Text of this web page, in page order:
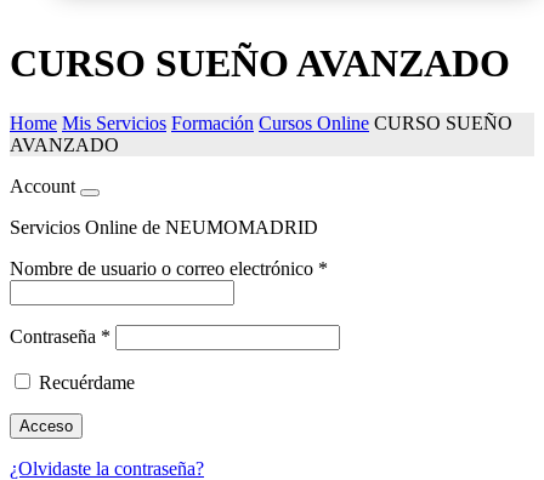
CURSO SUEÑO AVANZADO
Home Mis Servicios Formación Cursos Online CURSO SUEÑO
AVANZADO
Account
Servicios Online de NEUMOMADRID
Nombre de usuario o correo electrónico *
Contraseña *
Recuérdame
Acceso
¿Olvidaste la contraseña?